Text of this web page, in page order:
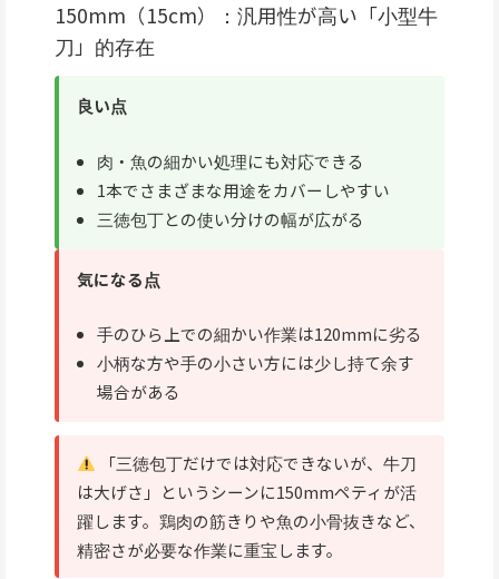
150mm（15cm）：汎用性が高い「小型牛
刀」的存在
良い点
肉・魚の細かい処理にも対応できる
1本でさまざまな用途をカバーしやすい
三徳包丁との使い分けの幅が広がる
気になる点
手のひら上での細かい作業は120mmに劣る
小柄な方や手の小さい方には少し持て余す
場合がある
「三徳包丁だけでは対応できないが、牛刀
は大げさ」というシーンに150mmペティが活
躍します。鶏肉の筋きりや魚の小骨抜きなど、
精密さが必要な作業に重宝します。